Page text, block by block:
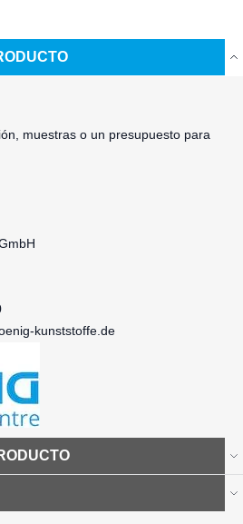
muestras o un presupuesto para
kunststoffe.de